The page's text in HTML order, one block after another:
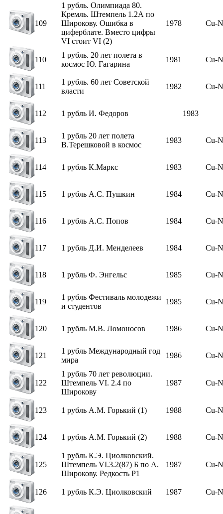
109
1 рубль. Олимпиада 80.
Кремль. Штемпель 1.2А по
Широкову. Ошибка в
циферблате. Вместо цифры
VI стоит VI (2)
1978 Cu-
110
1 рубль. 20 лет полета в
космос Ю. Гагарина
1981 Cu-
111
1 рубль. 60 лет Советской
власти
1982 Cu-
112 1 рубль И. Федоров 1983
113
1 рубль 20 лет полета
В.Терешковой в космос
1983 Cu-
114 1 рубль К.Маркс 1983 Cu-
115 1 рубль А.С. Пушкин 1984 Cu-
116 1 рубль А.С. Попов 1984 Cu-
117 1 рубль Д.И. Менделеев 1984 Cu-
118 1 рубль Ф. Энгельс 1985 Cu-
119
1 рубль Фестиваль молодежи
и студентов
1985 Cu-
120 1 рубль М.В. Ломоносов 1986 Cu-
121
1 рубль Международный год
мира
1986 Cu-
122
1 рубль 70 лет революции.
Штемпель VI. 2.4 по
Широкову
1987 Cu-
123 1 рубль А.М. Горький (1) 1988 Cu-
124 1 рубль А.М. Горький (2) 1988 Cu-
125
1 рубль К.Э. Циолковский.
Штемпель VI.3.2(87) Б по А.
Широкову. Редкость Р1
1987 Cu-
126 1 рубль К.Э. Циолковский 1987 Cu-